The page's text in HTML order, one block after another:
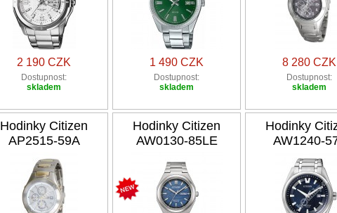
2 190 CZK
Dostupnost:
skladem
1 490 CZK
Dostupnost:
skladem
8 280 CZK
Dostupnost:
skladem
Hodinky Citizen
AP2515-59A
Hodinky Citizen
AW0130-85LE
Hodinky
AW1240-